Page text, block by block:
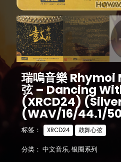
瑞嗚音樂 Rhymoi
弦 – Dancing
(XRCD24)
(WAV/16/44.1/
标签： XRCD24 鼓舞心弦
分类： 中文音乐, 银圈系列